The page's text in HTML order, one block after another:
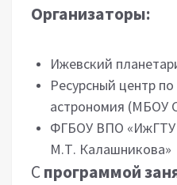
Организаторы:
Ижевский
Ресурсный центр
астрономия
ФГБОУ ВПО «ИжГТУ
М.Т. Калашникова»
С программой